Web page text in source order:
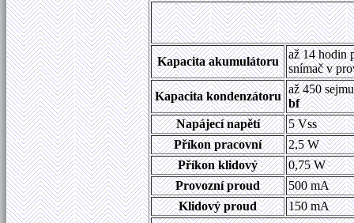
Kapacita akumulátoru
až 14 hodin
snímač v
Kapacita kondenzátoru
až 450
bf
Napájecí napětí
5 Vss
Příkon pracovní
2,5 W
Příkon klidový
0,75 W
Provozní proud
500 mA
Klidový proud
150 mA